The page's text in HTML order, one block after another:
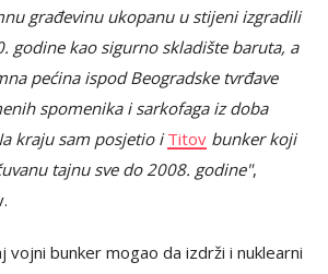
građevinu ukopanu u stijeni izgradili
godine kao sigurno skladište baruta, a
pećina ispod Beogradske tvrđave
spomenika i sarkofaga iz doba
kraju sam posjetio iTitov bunker koji
tajnu sve do 2008. godine",
vojni bunker mogao da izdrži i nuklearni